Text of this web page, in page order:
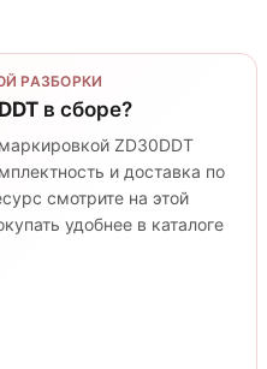
РАЗБОРКИ
в сборе?
ZD30DDT
и доставка по
смотрите на этой
удобнее в каталоге